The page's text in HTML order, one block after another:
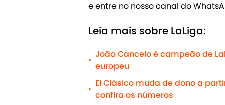
e entre no nosso canal do
Leia mais sobre LaLiga:
•
João Cancelo é campeão de
europeu
•
El Clásico muda de dono a
confira os números